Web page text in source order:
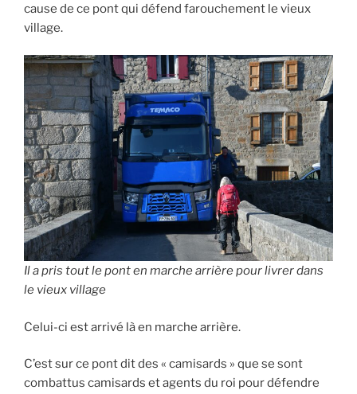
cause de ce pont qui défend farouchement le vieux
village.
Il a pris tout le pont en marche arrière pour livrer dans
le vieux village
Celui-ci est arrivé là en marche arrière.
C’est sur ce pont dit des « camisards » que se sont
combattus camisards et agents du roi pour défendre